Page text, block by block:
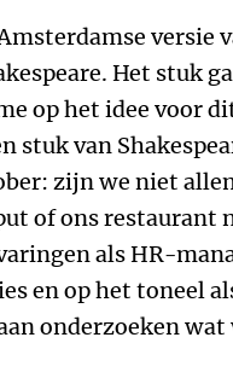
versie
Het stuk
op het idee voor
stuk van
zijn we niet
of ons restaurant
als HR-
en op het toneel
onderzoeken wat